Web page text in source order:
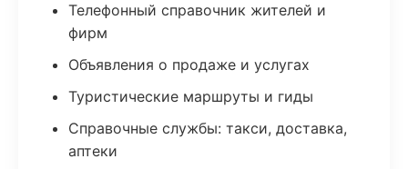
Телефонный справочник жителей и
фирм
Объявления о продаже и услугах
Туристические маршруты и гиды
Справочные службы: такси, доставка,
аптеки